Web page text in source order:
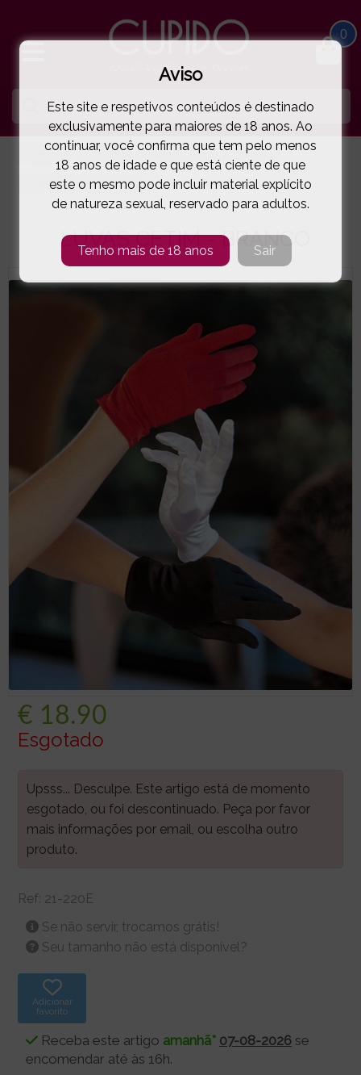
0
LINGERIE E ROUPA MULHER LUVAS
SHIRLEY OF HOLLYWOOD® LUVAS CETIM - BRANCO( 21-220E )
LUVAS CETIM - BRANCO
€ 18.90
Esgotado
Upsss... Desculpe. Este artigo está de momento
esgotado, ou foi descontinuado. Peça por favor
mais informações por email, ou escolha outro
produto.
Ref: 21-220E
Se não servir, trocamos grátis!
Seu tamanho não está disponível?
Adicionar
favorito
Receba este artigo amanhã* 07-08-2026 se
encomendar até às 16h.
Aviso
Este site e respetivos conteúdos é destinado
exclusivamente para maiores de 18 anos. Ao
continuar, você confirma que tem pelo menos
18 anos de idade e que está ciente de que
este o mesmo pode incluir material explícito
de natureza sexual, reservado para adultos.
Tenho mais de 18 anos Sair